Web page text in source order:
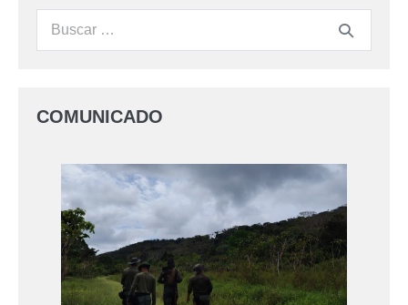
COMUNICADO